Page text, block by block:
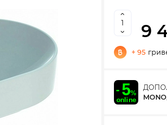
9
+ 95
MONO